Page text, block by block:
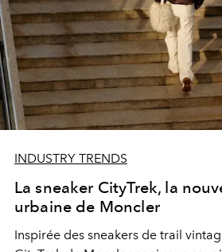
INDUSTRY TRENDS
La sneaker CityTrek, la
urbaine de Moncler
Inspirée des sneakers de trail